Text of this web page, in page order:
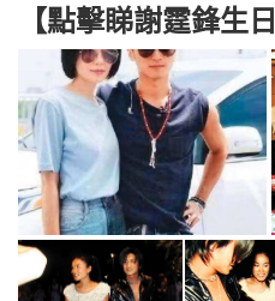
【點擊睇謝霆鋒生